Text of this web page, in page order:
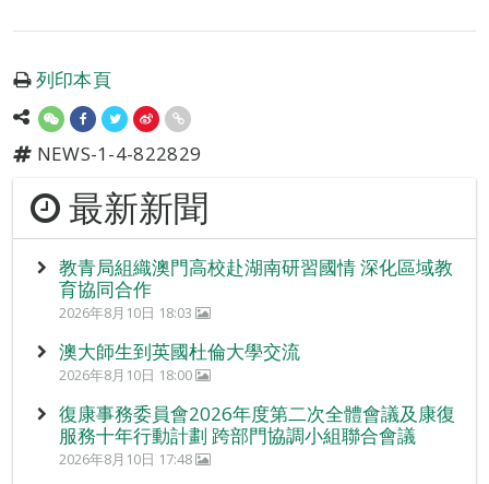
列印本頁
NEWS-1-4-822829
最新新聞
教青局組織澳門高校赴湖南研習國情 深化區域教
育協同合作
2026年8月10日 18:03
澳大師生到英國杜倫大學交流
2026年8月10日 18:00
復康事務委員會2026年度第二次全體會議及康復
服務十年行動計劃 跨部門協調小組聯合會議
2026年8月10日 17:48